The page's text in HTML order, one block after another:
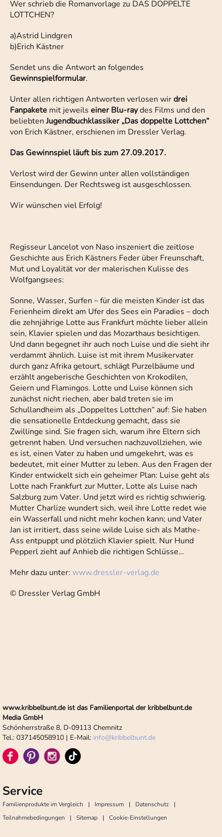
Wer schrieb die Romanvorlage zu DAS DOPPELTE
LOTTCHEN?
a)Astrid Lindgren
b)Erich Kästner
Sendet uns die Antwort an folgendes
Gewinnspielformular.
Unter allen richtigen Antworten verlosen wirdrei
Fanpakete mit jeweils einer Blu-raydes Films und den
beliebten Jugendbuchklassiker „Das doppelte Lottchen“
von Erich Kästner, erschienen im Dressler Verlag.
Das Gewinnspiel läuft bis zum 27.09.2017.
Verlost wird der Gewinn unter allen vollständigen
Einsendungen. Der Rechtsweg ist ausgeschlossen.
Wir wünschen viel Erfolg!
Regisseur Lancelot von Naso inszeniert die zeitlose
Geschichte aus Erich Kästners Feder über Freunschaft,
Mut und Loyalität vor der malerischen Kulisse des
Wolfgangsees:
Sonne, Wasser, Surfen – für die meisten Kinder ist das
Ferienheim direkt am Ufer des Sees ein Paradies – doch
die zehnjährige Lotte aus Frankfurt möchte lieber allein
sein, Klavier spielen und das Mozarthaus besichtigen.
Und dann begegnet ihr auch noch Luise und die sieht ihr
verdammt ähnlich. Luise ist mit ihrem Musikervater
durch ganz Afrika getourt, schlägt Purzelbäume und
erzählt angeberische Geschichten von Krokodilen,
Geiern und Flamingos. Lotte und Luise können sich
zunächst nicht riechen, aber bald treten sie im
Schullandheim als „Doppeltes Lottchen“ auf: Sie haben
die sensationelle Entdeckung gemacht, dass sie
Zwillinge sind. Sie fragen sich, warum ihre Eltern sich
getrennt haben. Und versuchen nachzuvollziehen, wie
es ist, einen Vater zu haben und umgekehrt, was es
bedeutet, mit einer Mutter zu leben. Aus den Fragen der
Kinder entwickelt sich ein geheimer Plan: Luise geht als
Lotte nach Frankfurt zur Mutter, Lotte als Luise nach
Salzburg zum Vater. Und jetzt wird es richtig schwierig.
Mutter Charlize wundert sich, weil ihre Lotte redet wie
ein Wasserfall und nicht mehr kochen kann; und Vater
Jan ist irritiert, dass seine wilde Luise sich als Mathe-
Ass entpuppt und plötzlich Klavier spielt. Nur Hund
Pepperl zieht auf Anhieb die richtigen Schlüsse…
Mehr dazu unter: www.dressler-verlag.de
© Dressler Verlag GmbH
www.kribbelbunt.de ist das Familienportal der kribbelbunt.de
Media GmbH
Schönherrstraße 8, D-09113 Chemnitz
Tel.: 037145058910 | E-Mail: info@kribbelbunt.de
Service
Familienprodukte im Vergleich Impressum
Datenschutz
Teilnahmebedingungen
Sitemap Cookie-Einstellungen